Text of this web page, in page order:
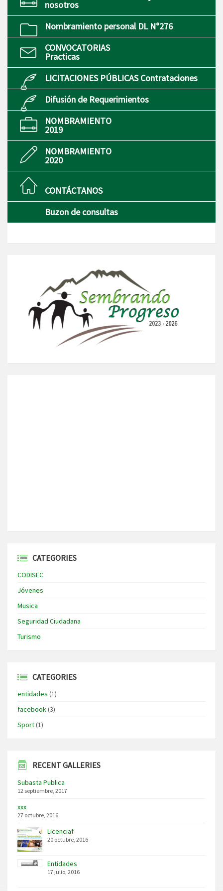
nosotros
Nombramiento personal DL N°276
CONVOCATORIAS
Practicas
LICITACIONES PÚBLICAS Contrataciones
Difusión de Requerimientos
NOMBRAMIENTO
2019
NOMBRAMIENTO
2020
CONTÁCTANOS
Buzon de consultas
CATEGORIES
CODISEC
Jóvenes
Musica
Seguridad Ciudadana
Turismo
CATEGORIES
entidades (1)
facebook(3)
Sport(1)
RECENT GALLERIES
Subasta Publica
12 septiembre, 2017
xxx
27 octubre, 2016
Licenciaf
20 octubre, 2016
Entidades
17 julio, 2016